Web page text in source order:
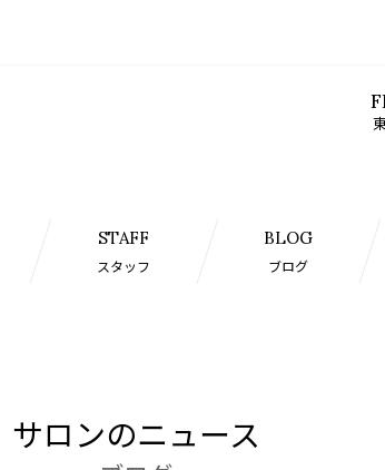
STAFF
スタッフ
BLOG
ブログ
サロンのニュース